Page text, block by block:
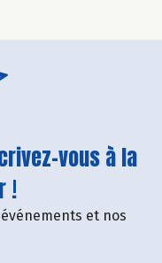
vous à la
!
et nos